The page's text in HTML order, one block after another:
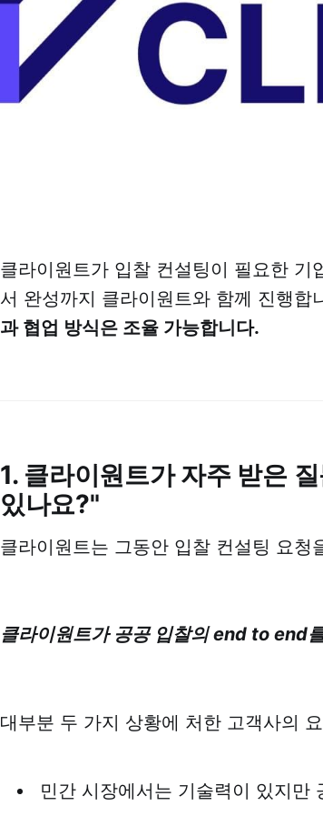
클라이원트가 입찰 컨설팅이 필요한
서 완성까지 클라이원트와 함께 진행합
과 협업 방식은 조율 가능합니다.
1. 클라이원트가 자주 받은
있나요?"
클라이원트는 그동안 입찰 컨설팅 요청
클라이원트가 공공 입찰의 end to end
대부분 두 가지 상황에 처한 고객사의
민간 시장에서는 기술력이 있지만